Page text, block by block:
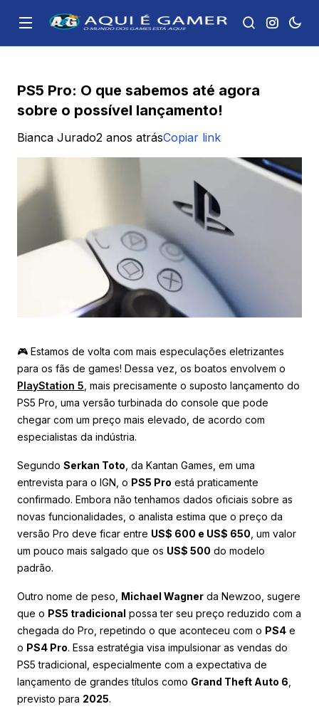
PS5 Pro: O que sabemos até agora
sobre o possível lançamento!
Bianca Jurado2 anos atrásCopiar link
🎮 Estamos de volta com mais especulações eletrizantes
para os fãs de games! Dessa vez, os boatos envolvem o
PlayStation 5 , mais precisamente o suposto lançamento do
PS5 Pro, uma versão turbinada do console que pode
chegar com um preço mais elevado, de acordo com
especialistas da indústria.
Segundo Serkan Toto , da Kantan Games, em uma
entrevista para o IGN, o PS5 Pro está praticamente
confirmado. Embora não tenhamos dados oficiais sobre as
novas funcionalidades, o analista estima que o preço da
versão Pro deve ficar entre US$ 600 e US$ 650 , um valor
um pouco mais salgado que os US$ 500 do modelo
padrão.
Outro nome de peso, Michael Wagner da Newzoo, sugere
que o PS5 tradicional possa ter seu preço reduzido com a
chegada do Pro, repetindo o que aconteceu com o PS4 e
o PS4 Pro. Essa estratégia visa impulsionar as vendas do
PS5 tradicional, especialmente com a expectativa de
lançamento de grandes títulos como Grand Theft Auto 6
previsto para 2025.